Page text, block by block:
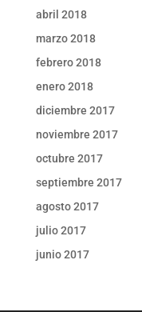
abril 2018
marzo 2018
febrero 2018
enero 2018
diciembre 2017
noviembre 2017
octubre 2017
septiembre 2017
agosto 2017
julio 2017
junio 2017